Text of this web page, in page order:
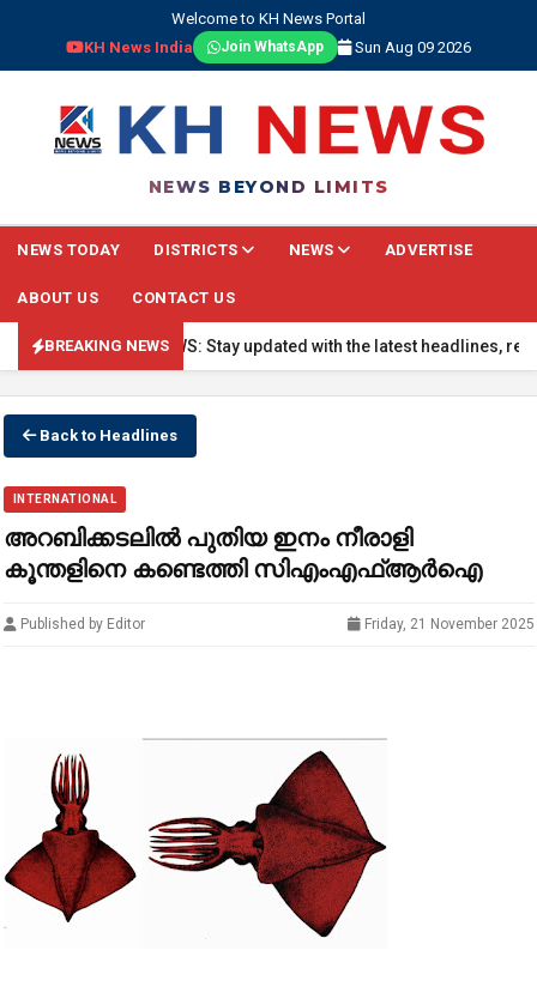
Welcome to KH News Portal
KH News India
Join WhatsApp Sun Aug 09 2026
NEWS BEYOND LIMITS
NEWS TODAY DISTRICTS NEWS ADVERTISE
ABOUT US CONTACT US
BREAKING NEWS
🔴 BREAKING NEWS: Stay updated with the latest headlines,
Back to Headlines
INTERNATIONAL
അറബിക്കടലിൽ പുതിയ ഇനം നീരാളി
കൂന്തളിനെ കണ്ടെത്തി സിഎംഎഫ്ആർഐ
Published by Editor Friday, 21 November 2025